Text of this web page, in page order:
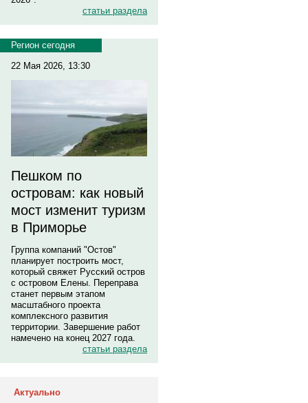
статьи раздела
Регион сегодня
22 Мая 2026, 13:30
Пешком по
островам: как новый
мост изменит туризм
в Приморье
Группа компаний "Остов"
планирует построить мост,
который свяжет Русский остров
с островом Елены. Переправа
станет первым этапом
масштабного проекта
комплексного развития
территории. Завершение работ
намечено на конец 2027 года.
статьи раздела
Актуально